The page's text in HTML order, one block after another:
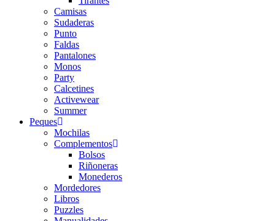
Camisas
Sudaderas
Punto
Faldas
Pantalones
Monos
Party
Calcetines
Activewear
Summer
Peques
Mochilas
Complementos
Bolsos
Riñoneras
Monederos
Mordedores
Libros
Puzzles